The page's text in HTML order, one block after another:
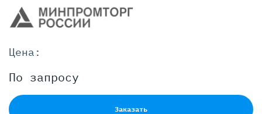
Цена:
По запросу
Заказать